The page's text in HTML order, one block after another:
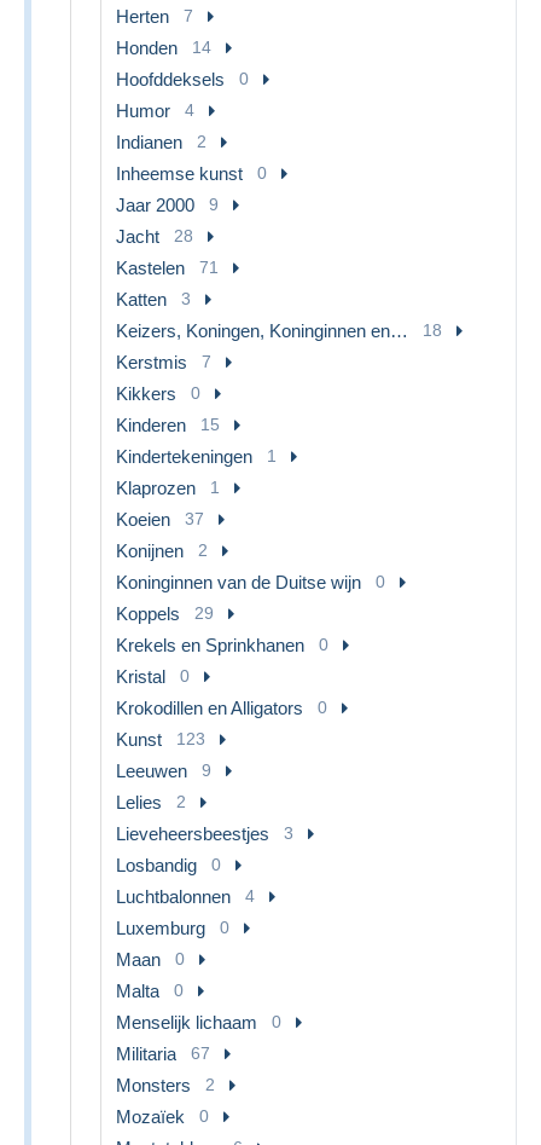
Herten 7
Honden 14
Hoofddeksels 0
Humor 4
Indianen 2
Inheemse kunst 0
Jaar 2000 9
Jacht 28
Kastelen 71
Katten 3
Keizers, Koningen, Koninginnen en Prinsen 18
Kerstmis 7
Kikkers 0
Kinderen 15
Kindertekeningen 1
Klaprozen 1
Koeien 37
Konijnen 2
Koninginnen van de Duitse wijn 0
Koppels 29
Krekels en Sprinkhanen 0
Kristal 0
Krokodillen en Alligators 0
Kunst 123
Leeuwen 9
Lelies 2
Lieveheersbeestjes 3
Losbandig 0
Luchtbalonnen 4
Luxemburg 0
Maan 0
Malta 0
Menselijk lichaam 0
Militaria 67
Monsters 2
Mozaïek 0